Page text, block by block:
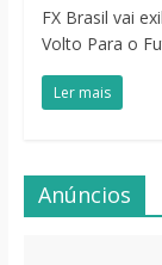
FX Brasil vai
Volto Para o
Ler mais
Anúncios